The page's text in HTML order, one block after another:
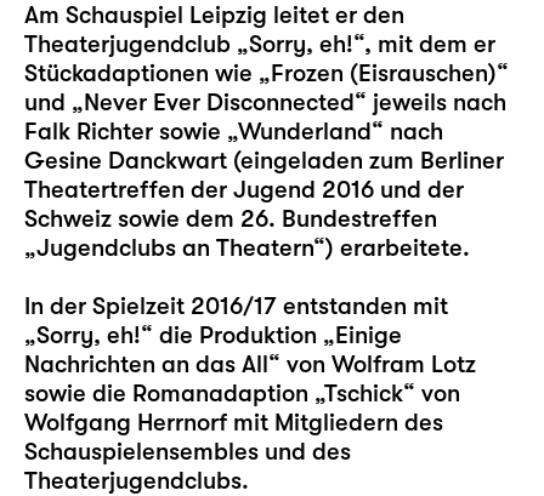
Am Schauspiel Leipzig leitet er den
Theaterjugendclub „Sorry, eh!“, mit dem er
Stückadaptionen wie „Frozen (Eisrauschen)“
und „Never Ever Disconnected“ jeweils nach
Falk Richter sowie „Wunderland“ nach
Gesine Danckwart (eingeladen zum Berliner
Theatertreffen der Jugend 2016 und der
Schweiz sowie dem 26. Bundestreffen
„Jugendclubs an Theatern“) erarbeitete.
In der Spielzeit 2016/17 entstanden mit
„Sorry, eh!“ die Produktion „Einige
Nachrichten an das All“ von Wolfram Lotz
sowie die Romanadaption „Tschick“ von
Wolfgang Herrnorf mit Mitgliedern des
Schauspielensembles und des
Theaterjugendclubs.